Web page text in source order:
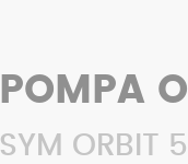
POMPA
SYM ORBIT